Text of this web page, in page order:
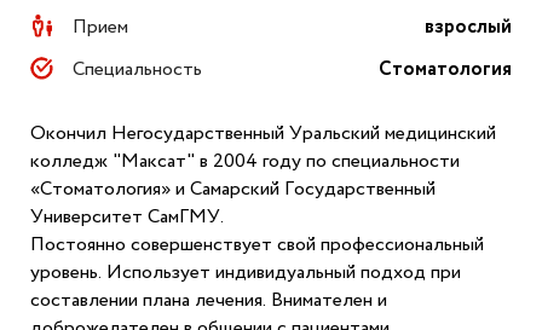
Прием
взрослый
Специальность
Стоматология
Окончил Негосударственный Уральский медицинский
колледж "Максат" в 2004 году по специальности
«Стоматология» и Самарский Государственный
Университет СамГМУ.
Постоянно совершенствует свой профессиональный
уровень. Использует индивидуальный подход при
составлении плана лечения. Внимателен и